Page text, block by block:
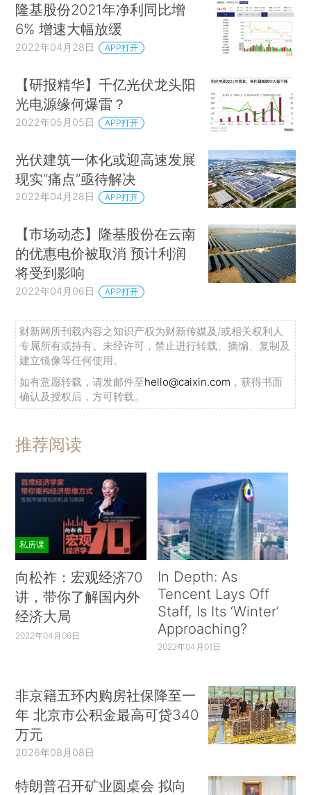
隆基股份2021年净利同比增
6% 增速大幅放缓
2022年04月28日 APP打开
【研报精华】千亿光伏龙头阳
光电源缘何爆雷？
2022年05月05日 APP打开
光伏建筑一体化或迎高速发展
现实“痛点”亟待解决
2022年04月28日 APP打开
【市场动态】隆基股份在云南
的优惠电价被取消 预计利润
将受到影响
2022年04月06日 APP打开
财新网所刊载内容之知识产权为财新传媒及/或相关权利人
专属所有或持有。未经许可，禁止进行转载、摘编、复制及
建立镜像等任何使用。
如有意愿转载，请发邮件至hello@caixin.com ，获得书面
确认及授权后，方可转载。
推荐阅读
私房课
向松祚：宏观经济70
讲，带你了解国内外
经济大局
2022年04月06日
In Depth: As
Tencent Lays Off
Staff, Is Its ‘Winter’
Approaching?
2022年04月01日
非京籍五环内购房社保降至一
年 北京市公积金最高可贷340
万元
2026年08月08日
特朗普召开矿业圆桌会 拟向